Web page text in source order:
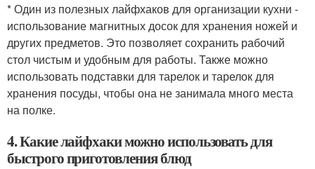
* Один из полезных лайфхаков для организации кухни -
использование магнитных досок для хранения ножей и
других предметов. Это позволяет сохранить рабочий
стол чистым и удобным для работы. Также можно
использовать подставки для тарелок и тарелок для
хранения посуды, чтобы она не занимала много места
на полке.
4. Какие лайфхаки можно использовать для
быстрого приготовления блюд